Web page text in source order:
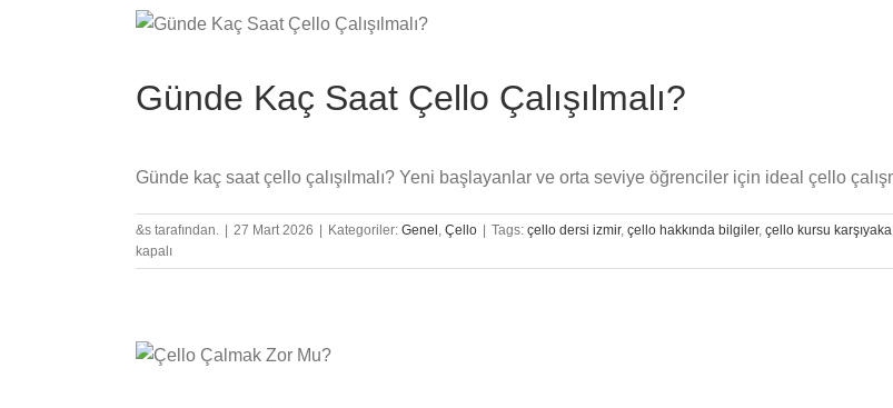
Günde Kaç Saat Çello Çalışılmalı?
Günde kaç saat çello çalışılmalı? Yeni başlayanlar ve orta seviye öğrenciler için ideal çello
&s tarafından. 27 Mart 2026 Kategoriler: Genel , Çello Tags: çello dersi izmir, çello hakkında bilgiler, çello kursu karşıyaka
kapalı